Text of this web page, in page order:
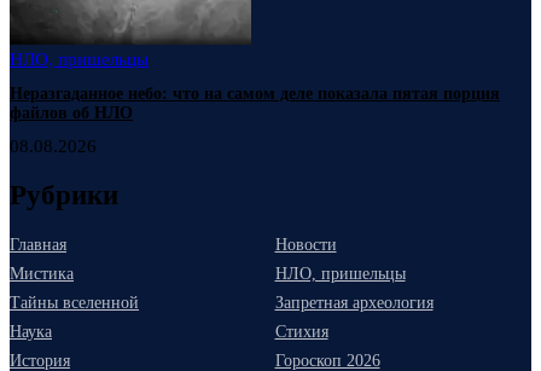
НЛО, пришельцы
Неразгаданное небо: что на самом деле показала пятая порция
файлов об НЛО
08.08.2026
Рубрики
Главная
Новости
Мистика
НЛО, пришельцы
Тайны вселенной
Запретная археология
Наука
Стихия
История
Гороскоп 2026